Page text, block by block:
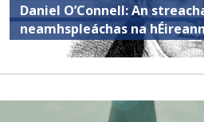
Daniel O’Connell: An
neamhspleáchas na